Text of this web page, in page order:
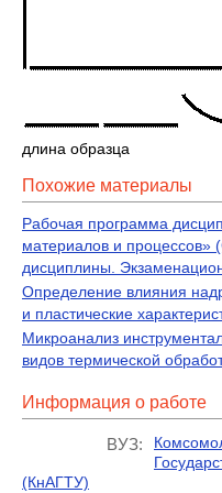
длина образца
Похожие материалы
Рабочая программа
материалов и процессов»
дисциплины.
Определение влияния
и пластические
Микроанализ
видов термической
Информация о работе
ВУЗ:
(КнАГТУ)